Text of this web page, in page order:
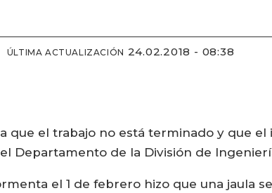
ÚLTIMA ACTUALIZACIÓN 24.02.2018 - 08:38
que el trabajo no está terminado y que
Departamento de la División de
el 1 de febrero hizo que una jaula